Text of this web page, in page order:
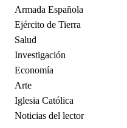
Armada Española
Ejército de Tierra
Salud
Investigación
Economía
Arte
Iglesia Católica
Noticias del lector